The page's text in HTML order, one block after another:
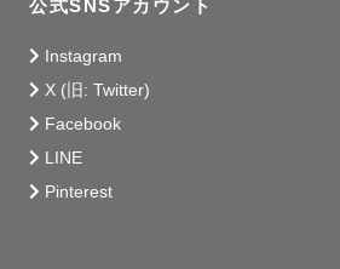
公式SNSアカウント
Instagram
X (旧: Twitter)
Facebook
LINE
Pinterest